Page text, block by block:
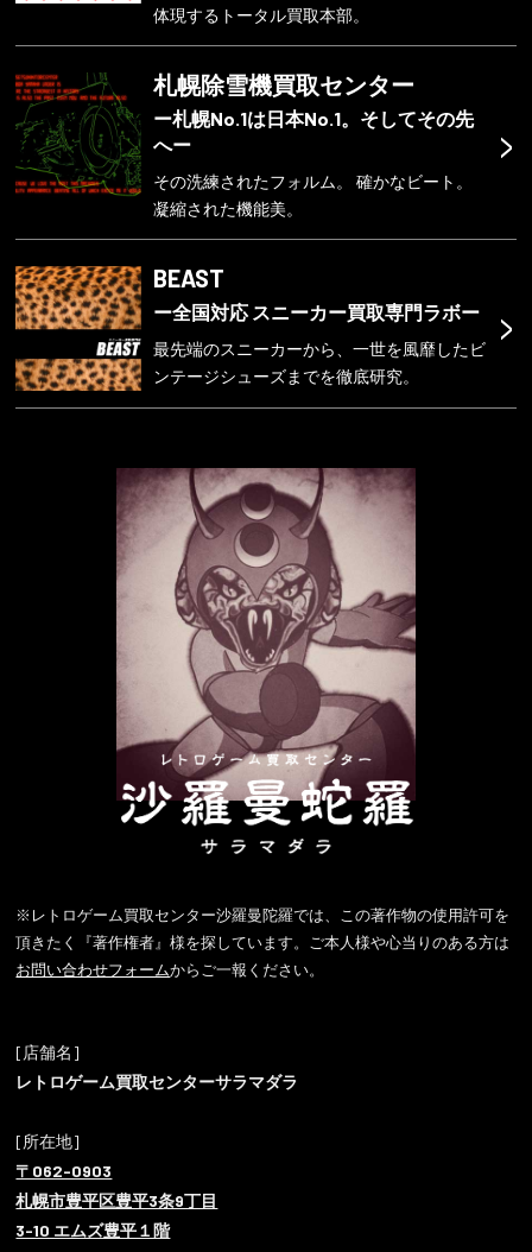
体現するトータル買取本部。
>
札幌除雪機買取センター
ー札幌No.1は日本No.1。そしてその先
へー
その洗練されたフォルム。 確かなビート。
凝縮された機能美。
>
BEAST
ー全国対応 スニーカー買取専門ラボー
最先端のスニーカーから、一世を風靡したビ
ンテージシューズまでを徹底研究。
※レトロゲーム買取センター沙羅曼陀羅では、この著作物の使用許可を
頂きたく『著作権者』様を探しています。ご本人様や心当りのある方は
お問い合わせフォームからご一報ください。
[店舗名]
レトロゲーム買取センターサラマダラ
[所在地]
〒062-0903
札幌市豊平区豊平3条9丁目
3-10 エムズ豊平１階